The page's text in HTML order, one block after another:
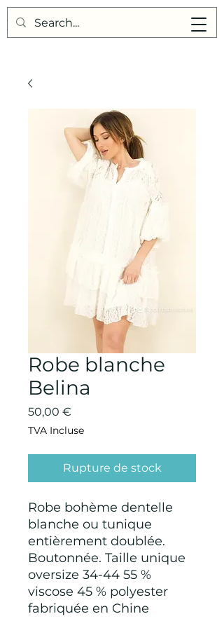
Points de Suture
Robe blanche
Belina
50,00 €
TVA Incluse
Rupture de stock
Robe bohème dentelle
blanche ou tunique
entièrement doublée.
Boutonnée. Taille unique
oversize 34-44 55 %
viscose 45 % polyester
fabriquée en Chine